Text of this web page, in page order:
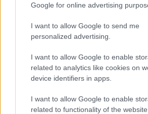
Google for online advertising
I want to allow Google to send me
personalized advertising.
I want to allow Google to enable
related to analytics like cookies on
device identifiers in apps.
I want to allow Google to enable
related to functionality of the website
olcsóbb lesz, de, hogy mennyire,
források szerint akár 300 dollárig is
ez kissé valószínűtlen.
Pulzusméréssel segíti a
balatoni kardioösvény (X)
4 és egy 8 km-es egészségügyi
Balatonalmádiban.